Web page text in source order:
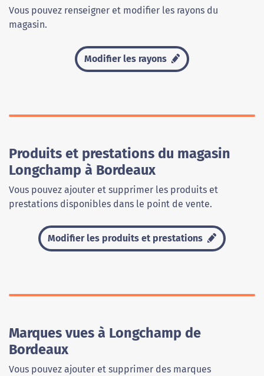
Vous pouvez renseigner et modifier les rayons du
magasin.
Modifier les rayons
Produits et prestations du magasin
Longchamp à Bordeaux
Vous pouvez ajouter et supprimer les produits et
prestations disponibles dans le point de vente.
Modifier les produits et prestations
Marques vues à Longchamp de
Bordeaux
Vous pouvez ajouter et supprimer des marques